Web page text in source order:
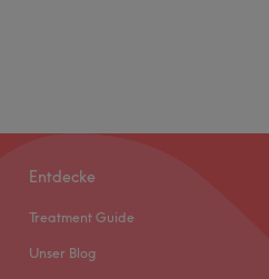
Entdecke
Treatment Guide
Unser Blog